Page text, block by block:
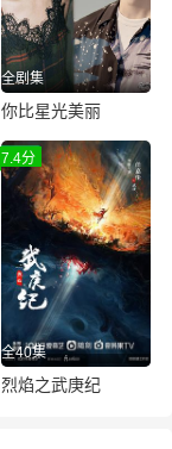
全剧集
你比星光美丽
7.4分
全40集
烈焰之武庚纪